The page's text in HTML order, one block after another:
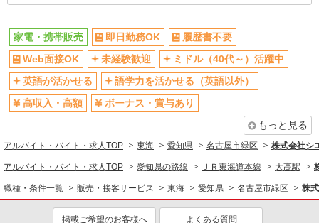
家電・携帯販売 即日勤務OK
履歴書不要
Web面接OK
未経験歓迎
ミドル（40代～）活躍中
英語が活かせる
語学力を活かせる（英語以外）
高収入・高額
ボーナス・賞与あり
もっと見る
アルバイト・バイト・求人TOP 東海 愛知県 名古屋市緑区 株式会社シ
アルバイト・バイト・求人TOP 愛知県の路線 ＪＲ東海道本線 大高駅
職種・条件一覧 販売・接客サービス 東海 愛知県 名古屋市緑区 株
掲載ご希望のお客様へ よくある質問